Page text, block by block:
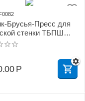
Брусья-Пресс для
стенки ТБПШ
(черный)
Р